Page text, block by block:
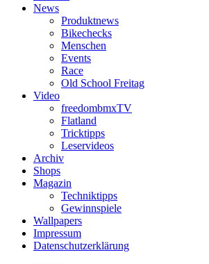
News
Produktnews
Bikechecks
Menschen
Events
Race
Old School Freitag
Video
freedombmxTV
Flatland
Tricktipps
Leservideos
Archiv
Shops
Magazin
Techniktipps
Gewinnspiele
Wallpapers
Impressum
Datenschutzerklärung